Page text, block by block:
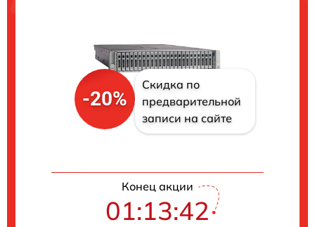
-20%
Скидка по
предварительной
записи на сайте
Конец акции
01:13:41